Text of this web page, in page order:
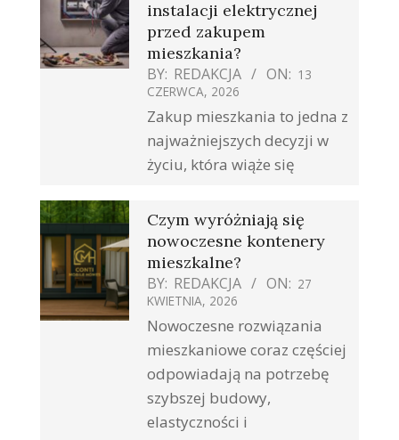
instalacji elektrycznej
przed zakupem
mieszkania?
BY: REDAKCJA ON: 13
CZERWCA, 2026
Zakup mieszkania to jedna z
najważniejszych decyzji w
życiu, która wiąże się
Czym wyróżniają się
nowoczesne kontenery
mieszkalne?
BY: REDAKCJA ON: 27
KWIETNIA, 2026
Nowoczesne rozwiązania
mieszkaniowe coraz częściej
odpowiadają na potrzebę
szybszej budowy,
elastyczności i